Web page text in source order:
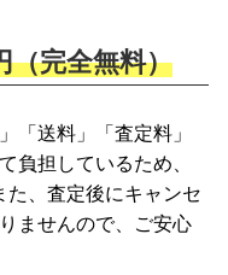
（完全無料）
「送料」「査定料」
負担しているため、
た、査定後にキャンセ
ませんので、ご安心